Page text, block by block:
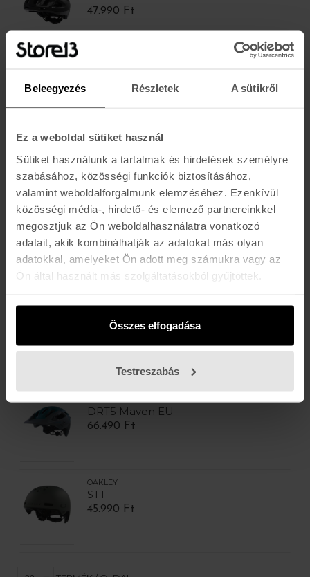
Beleegyezés Részletek A sütikről
Ez a weboldal sütiket használ
Sütiket használunk a tartalmak és hirdetések személyre
szabásához, közösségi funkciók biztosításához,
valamint weboldalforgalmunk elemzéséhez. Ezenkívül
közösségi média-, hirdető- és elemező partnereinkkel
megosztjuk az Ön weboldalhasználatra vonatkozó
adatait, akik kombinálhatják az adatokat más olyan
adatokkal, amelyeket Ön adott meg számukra vagy az
Ön által használt más szolgáltatásokból gyűjtöttek.
Összes elfogadása
Testreszabás
47.990 Ft
48.490 Ft
DRT3 TRAIL EU
48.490 Ft
ARO3 ALLROAD EU
55.990 Ft
DRT5 Maven EU
66.490 Ft
DRT5 Maven EU
66.490 Ft
OAKLEY
ST1
45.990 Ft